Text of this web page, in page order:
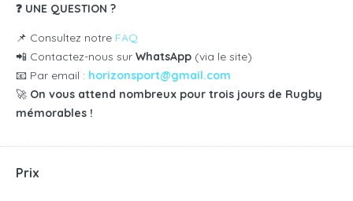
❓ UNE QUESTION ?
📌 Consultez notre FAQ
📲 Contactez-nous sur WhatsApp (via le site)
📧 Par email : horizonsport@gmail.com
🚀 On vous attend nombreux pour trois jours de Rugby
mémorables !
Prix